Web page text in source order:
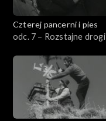
Czterej pancerni i pies
odc. 7 – Rozstajne drogi